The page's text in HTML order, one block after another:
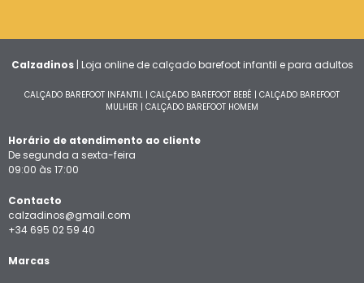
Calzadinos| Loja online de calçado barefoot infantil e para adultos
CALÇADO BAREFOOT INFANTIL | CALÇADO BAREFOOT BEBÉ | CALÇADO BAREFOOT
MULHER | CALÇADO BAREFOOT HOMEM
Horário de atendimento ao cliente
De segunda a sexta-feira
09:00 às 17:00
Contacto
calzadinos@gmail.com
+34 695 02 59 40
Marcas